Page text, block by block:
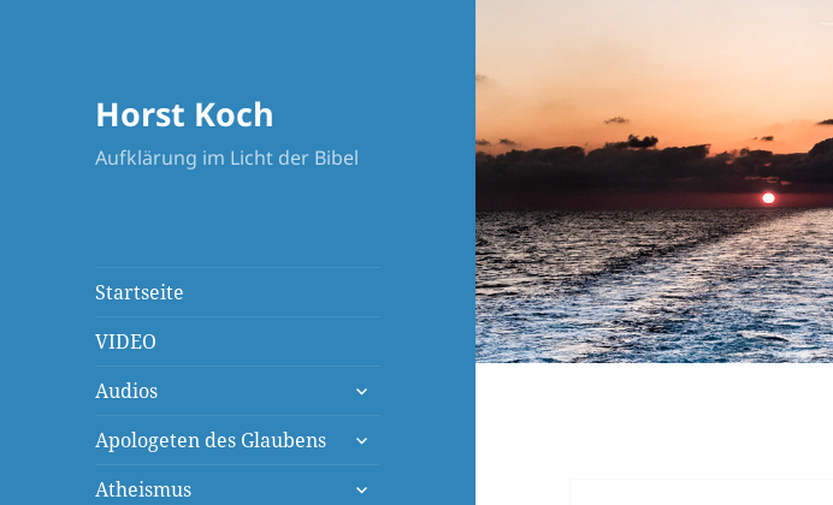
Horst Koch
Aufklärung im Licht der Bibel
Startseite
VIDEO
Audios
untermenü
Apologeten des Glaubens
untermenü
Atheismus
untermenü